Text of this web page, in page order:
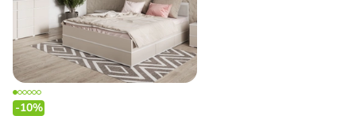
-10%